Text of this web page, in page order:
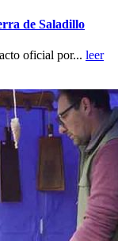
de Saladillo
oficial por... leer